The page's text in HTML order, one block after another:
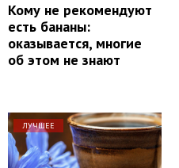
Кому не рекомендуют
есть бананы:
оказывается, многие
об этом не знают
ЛУЧШЕЕ